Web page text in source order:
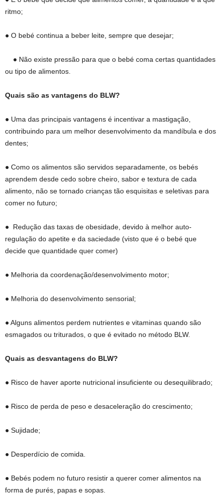
ritmo;
● O bebé continua a beber leite, sempre que desejar;
● Não existe pressão para que o bebé coma certas quantidades
ou tipo de alimentos.
Quais são as vantagens do BLW?
● Uma das principais vantagens é incentivar a mastigação,
contribuindo para um melhor desenvolvimento da mandíbula e dos
dentes;
● Como os alimentos são servidos separadamente, os bebés
aprendem desde cedo sobre cheiro, sabor e textura de cada
alimento, não se tornado crianças tão esquisitas e seletivas para
comer no futuro;
● Redução das taxas de obesidade, devido à melhor auto-
regulação do apetite e da saciedade (visto que é o bebé que
decide que quantidade quer comer)
● Melhoria da coordenação/desenvolvimento motor;
● Melhoria do desenvolvimento sensorial;
● Alguns alimentos perdem nutrientes e vitaminas quando são
esmagados ou triturados, o que é evitado no método BLW.
Quais as desvantagens do BLW?
● Risco de haver aporte nutricional insuficiente ou desequilibrado;
● Risco de perda de peso e desaceleração do crescimento;
● Sujidade;
● Desperdício de comida.
● Bebés podem no futuro resistir a querer comer alimentos na
forma de purés, papas e sopas.